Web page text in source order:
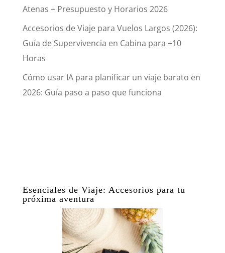
Atenas + Presupuesto y Horarios 2026
Accesorios de Viaje para Vuelos Largos (2026):
Guía de Supervivencia en Cabina para +10
Horas
Cómo usar IA para planificar un viaje barato en
2026: Guía paso a paso que funciona
Esenciales de Viaje: Accesorios para tu
próxima aventura